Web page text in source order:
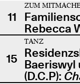
11
ZUM
Rebecca
15
TANZ
Baeriswyl
(D.C.P):